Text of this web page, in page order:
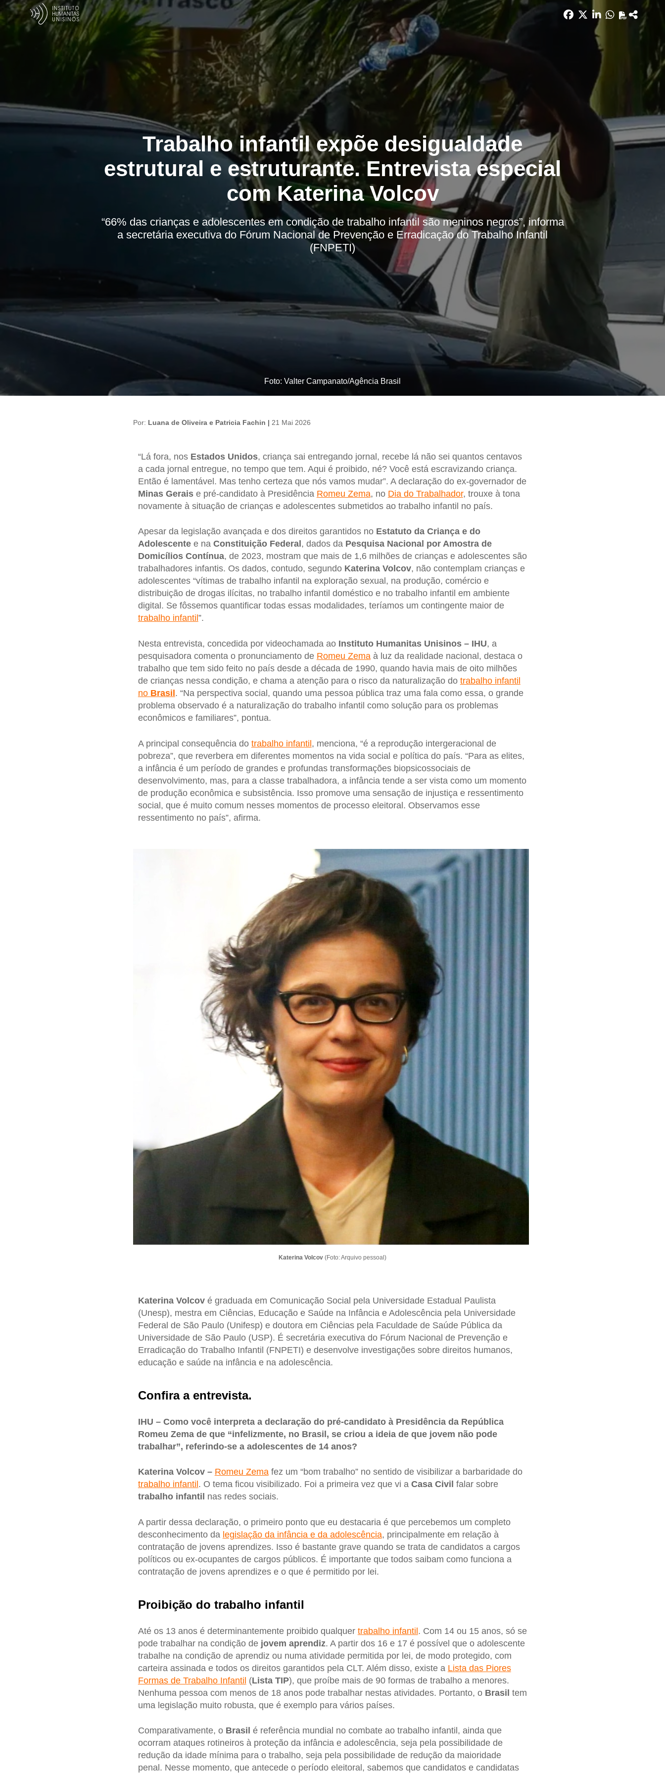
Trabalho infantil expõe desigualdade
estrutural e estruturante. Entrevista especial
com Katerina Volcov
“66% das crianças e adolescentes em condição de trabalho infantil são meninos negros”, informa
a secretária executiva do Fórum Nacional de Prevenção e Erradicação do Trabalho Infantil
(FNPETI)
Foto: Valter Campanato/Agência Brasil
Por: Luana de Oliveira e Patricia Fachin | 21 Mai 2026
“Lá fora, nos Estados Unidos, criança sai entregando jornal, recebe lá não sei quantos centavos
a cada jornal entregue, no tempo que tem. Aqui é proibido, né? Você está escravizando criança.
Então é lamentável. Mas tenho certeza que nós vamos mudar”. A declaração do ex-governador de
Minas Geraise pré-candidato à Presidência Romeu Zema, no Dia do Trabalhador, trouxe à tona
novamente à situação de crianças e adolescentes submetidos ao trabalho infantil no país.
Apesar da legislação avançada e dos direitos garantidos no Estatuto da Criança e do
Adolescentee na Constituição Federal , dados da Pesquisa Nacional por Amostra de
Domicílios Contínua, de 2023, mostram que mais de 1,6 milhões de crianças e adolescentes são
trabalhadores infantis. Os dados, contudo, segundo Katerina Volcov, não contemplam crianças e
adolescentes “vítimas de trabalho infantil na exploração sexual, na produção, comércio e
distribuição de drogas ilícitas, no trabalho infantil doméstico e no trabalho infantil em ambiente
digital. Se fôssemos quantificar todas essas modalidades, teríamos um contingente maior de
trabalho infantil ”.
Nesta entrevista, concedida por videochamada ao Instituto Humanitas Unisinos – IHU, a
pesquisadora comenta o pronunciamento de Romeu Zemaà luz da realidade nacional, destaca o
trabalho que tem sido feito no país desde a década de 1990, quando havia mais de oito milhões
de crianças nessa condição, e chama a atenção para o risco da naturalização do trabalho infantil
no Brasil . “Na perspectiva social, quando uma pessoa pública traz uma fala como essa, o grande
problema observado é a naturalização do trabalho infantil como solução para os problemas
econômicos e familiares”, pontua.
A principal consequência do trabalho infantil, menciona, “é a reprodução intergeracional de
pobreza”, que reverbera em diferentes momentos na vida social e política do país. “Para as elites,
a infância é um período de grandes e profundas transformações biopsicossociais de
desenvolvimento, mas, para a classe trabalhadora, a infância tende a ser vista como um momento
de produção econômica e subsistência. Isso promove uma sensação de injustiça e ressentimento
social, que é muito comum nesses momentos de processo eleitoral. Observamos esse
ressentimento no país”, afirma.
Katerina Volcov(Foto: Arquivo pessoal)
Katerina Volcové graduada em Comunicação Social pela Universidade Estadual Paulista
(Unesp), mestra em Ciências, Educação e Saúde na Infância e Adolescência pela Universidade
Federal de São Paulo (Unifesp) e doutora em Ciências pela Faculdade de Saúde Pública da
Universidade de São Paulo (USP). É secretária executiva do Fórum Nacional de Prevenção e
Erradicação do Trabalho Infantil (FNPETI) e desenvolve investigações sobre direitos humanos,
educação e saúde na infância e na adolescência.
Confira a entrevista.
IHU – Como você interpreta a declaração do pré-candidato à Presidência da República
Romeu Zema de que “infelizmente, no Brasil, se criou a ideia de que jovem não pode
trabalhar”, referindo-se a adolescentes de 14 anos?
Katerina Volcov – Romeu Zemafez um “bom trabalho” no sentido de visibilizar a barbaridade do
trabalho infantil . O tema ficou visibilizado. Foi a primeira vez que vi a Casa Civil falar sobre
trabalho infantil nas redes sociais.
A partir dessa declaração, o primeiro ponto que eu destacaria é que percebemos um completo
desconhecimento da legislação da infância e da adolescência, principalmente em relação à
contratação de jovens aprendizes. Isso é bastante grave quando se trata de candidatos a cargos
políticos ou ex-ocupantes de cargos públicos. É importante que todos saibam como funciona a
contratação de jovens aprendizes e o que é permitido por lei.
Proibição do trabalho infantil
Até os 13 anos é determinantemente proibido qualquer trabalho infantil. Com 14 ou 15 anos, só se
pode trabalhar na condição de jovem aprendiz. A partir dos 16 e 17 é possível que o adolescente
trabalhe na condição de aprendiz ou numa atividade permitida por lei, de modo protegido, com
carteira assinada e todos os direitos garantidos pela CLT. Além disso, existe a Lista das Piores
Formas de Trabalho Infantil (Lista TIP), que proíbe mais de 90 formas de trabalho a menores.
Nenhuma pessoa com menos de 18 anos pode trabalhar nestas atividades. Portanto, o Brasil tem
uma legislação muito robusta, que é exemplo para vários países.
Comparativamente, o Brasil é referência mundial no combate ao trabalho infantil, ainda que
ocorram ataques rotineiros à proteção da infância e adolescência, seja pela possibilidade de
redução da idade mínima para o trabalho, seja pela possibilidade de redução da maioridade
penal. Nesse momento, que antecede o período eleitoral, sabemos que candidatos e candidatas